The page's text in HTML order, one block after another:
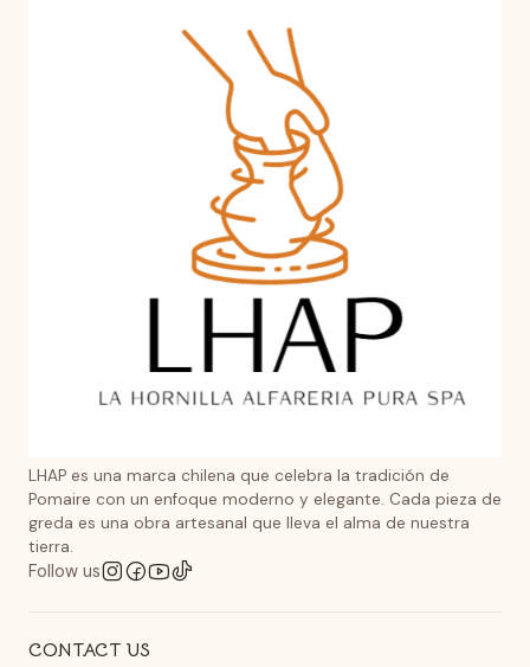
LHAP es una marca chilena que celebra la tradición de
Pomaire con un enfoque moderno y elegante. Cada pieza de
greda es una obra artesanal que lleva el alma de nuestra
tierra.
Follow us
CONTACT US